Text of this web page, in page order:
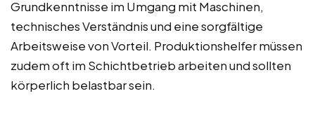
Grundkenntnisse im Umgang mit Maschinen,
technisches Verständnis und eine sorgfältige
Arbeitsweise von Vorteil. Produktionshelfer müssen
zudem oft im Schichtbetrieb arbeiten und sollten
körperlich belastbar sein.